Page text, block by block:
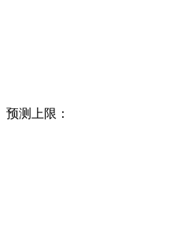
预测上限：